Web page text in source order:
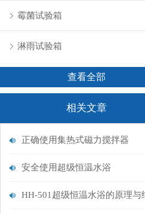
霉菌试验箱
淋雨试验箱
查看全部
相关文章
正确使用集热式磁力搅拌器
安全使用超级恒温水浴